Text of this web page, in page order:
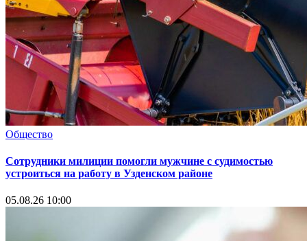
Общество
Сотрудники милиции помогли мужчине с судимостью
устроиться на работу в Узденском районе
05.08.26 10:00